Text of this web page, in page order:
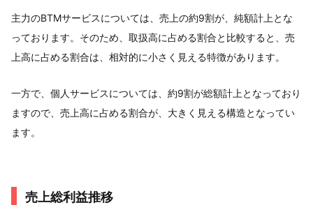
主力のBTMサービスについては、売上の約9割が、純額計上とな
っております。そのため、取扱高に占める割合と比較すると、売
上高に占める割合は、相対的に小さく見える特徴があります。
一方で、個人サービスについては、約9割が総額計上となっており
ますので、売上高に占める割合が、大きく見える構造となってい
ます。
売上総利益推移